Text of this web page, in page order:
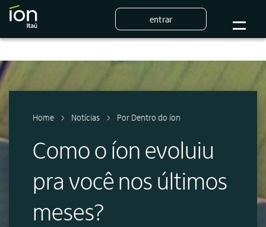
entrar
Home Notícias Por Dentro do íon
Como o íon evoluiu
pra você nos últimos
meses?